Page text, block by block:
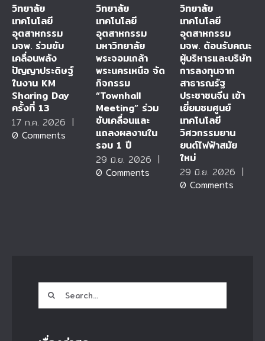
วิทยาลัย
เทคโนโลยี
อุตสาหกรรม
มจพ. ร่วมขับ
เคลื่อนพลัง
ปัญญาประดิษฐ์
ในงาน KM
Sharing Day
ครั้งที่ 13
17 ก.ค. 2026 |
0 Comments
วิทยาลัย
เทคโนโลยี
อุตสาหกรรม
มหาวิทยาลัย
พระจอมเกล้า
พระนครเหนือ จัด
กิจกรรม
“Townhall
Meeting” ร่วม
ขับเคลื่อนและ
แถลงผลงานใน
รอบ 1 ปี
29 มิ.ย. 2026 |
0 Comments
วิทยาลัย
เทคโนโลยี
อุตสาหกรรม
มจพ. ต้อนรับคณะ
ผู้บริหารและบริษัท
การลงทุนจาก
สาธารณรัฐ
ประชาชนจีน เข้า
เยี่ยมชมศูนย์
เทคโนโลยี
วิศวกรรมยาน
ยนต์ไฟฟ้าสมัย
ใหม่
29 มิ.ย. 2026 |
0 Comments
Search
for: